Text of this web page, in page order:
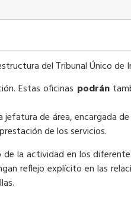
del Tribunal Único de
Estas oficinas podrán
de área, encargada
de los servicios.
la actividad en los
reflejo explícito en las